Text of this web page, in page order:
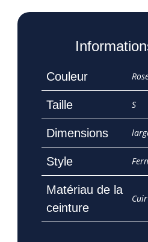
Couleur
Taille S
Dimensions
Style
Matériau de la
ceinture